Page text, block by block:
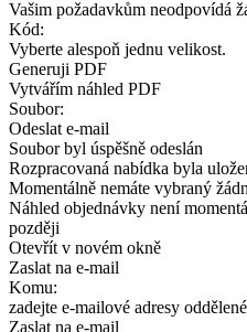
Vašim požadavkům neodpovídá
Kód:
Vyberte alespoň jednu velikost.
Generuji PDF
Vytvářím náhled PDF
Soubor:
Odeslat e-mail
Soubor byl úspěšně odeslán
Rozpracovaná nabídka byla
Momentálně nemáte vybraný
Náhled objednávky není
později
Otevřít v novém okně
Zaslat na e-mail
Komu:
zadejte e-mailové adresy
Zaslat na e-mail